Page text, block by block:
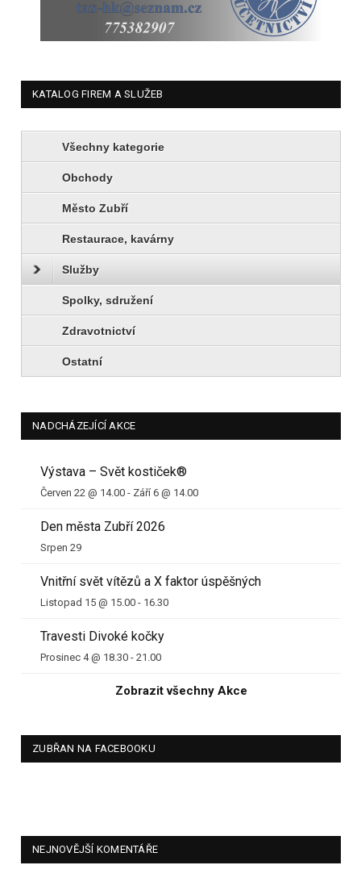
KATALOG FIREM A SLUŽEB
Všechny kategorie
Obchody
Město Zubří
Restaurace, kavárny
Služby
Spolky, sdružení
Zdravotnictví
Ostatní
NADCHÁZEJÍCÍ AKCE
Výstava – Svět kostiček®
Červen 22 @ 14.00 - Září 6 @ 14.00
Den města Zubří 2026
Srpen 29
Vnitřní svět vítězů a X faktor úspěšných
Listopad 15 @ 15.00 - 16.30
Travesti Divoké kočky
Prosinec 4 @ 18.30 - 21.00
Zobrazit všechny Akce
ZUBŘAN NA FACEBOOKU
NEJNOVĚJŠÍ KOMENTÁŘE